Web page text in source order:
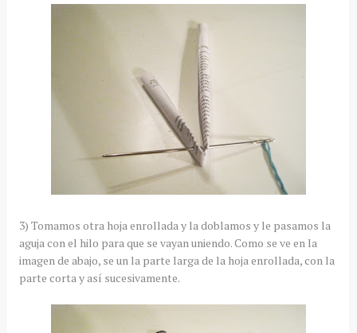
3) Tomamos otra hoja enrollada y la doblamos y le pasamos la
aguja con el hilo para que se vayan uniendo. Como se ve en la
imagen de abajo, se un la parte larga de la hoja enrollada, con la
parte corta y así sucesivamente.